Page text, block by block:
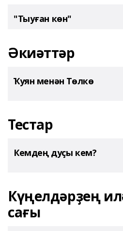
"Тыуған көн"
Әкиәттәр
Ҡуян менән Төлкө
Тестар
Кемдең дуҫы кем?
Күңелдәрҙең
сағы